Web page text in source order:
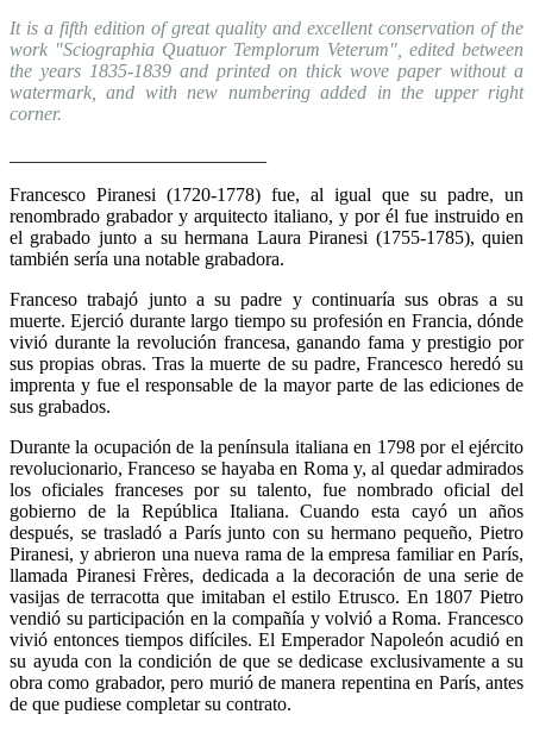
It is a fifth edition of great quality and excellent conservation of the
work "Sciographia Quatuor Templorum Veterum", edited between
the years 1835-1839 and printed on thick wove paper without a
watermark, and with new numbering added in the upper right
corner.
Francesco Piranesi (1720-1778) fue, al igual que su padre, un
renombrado grabador y arquitecto italiano, y por él fue instruido en
el grabado junto a su hermana Laura Piranesi (1755-1785), quien
también sería una notable grabadora.
Franceso trabajó junto a su padre y continuaría sus obras a su
muerte. Ejerció durante largo tiempo su profesión en Francia, dónde
vivió durante la revolución francesa, ganando fama y prestigio por
sus propias obras. Tras la muerte de su padre, Francesco heredó su
imprenta y fue el responsable de la mayor parte de las ediciones de
sus grabados.
Durante la ocupación de la península italiana en 1798 por el ejército
revolucionario, Franceso se hayaba en Roma y, al quedar admirados
los oficiales franceses por su talento, fue nombrado oficial del
gobierno de la República Italiana. Cuando esta cayó un años
después, se trasladó a París junto con su hermano pequeño, Pietro
Piranesi, y abrieron una nueva rama de la empresa familiar en París,
llamada Piranesi Frères, dedicada a la decoración de una serie de
vasijas de terracotta que imitaban el estilo Etrusco. En 1807 Pietro
vendió su participación en la compañía y volvió a Roma. Francesco
vivió entonces tiempos difíciles. El Emperador Napoleón acudió en
su ayuda con la condición de que se dedicase exclusivamente a su
obra como grabador, pero murió de manera repentina en París, antes
de que pudiese completar su contrato.